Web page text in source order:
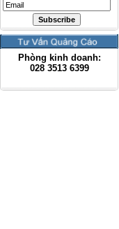
Phòng kinh doanh:
028 3513 6399